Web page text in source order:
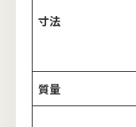
寸法
質量